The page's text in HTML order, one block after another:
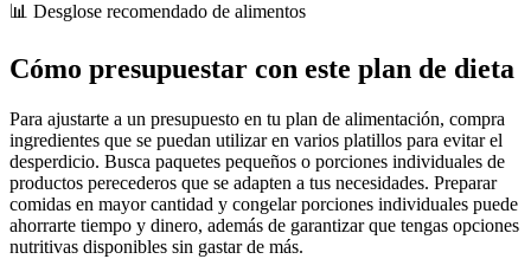
📊 Desglose recomendado de alimentos
Cómo presupuestar con este plan de dieta
Para ajustarte a un presupuesto en tu plan de alimentación, compra
ingredientes que se puedan utilizar en varios platillos para evitar el
desperdicio. Busca paquetes pequeños o porciones individuales de
productos perecederos que se adapten a tus necesidades. Preparar
comidas en mayor cantidad y congelar porciones individuales puede
ahorrarte tiempo y dinero, además de garantizar que tengas opciones
nutritivas disponibles sin gastar de más.